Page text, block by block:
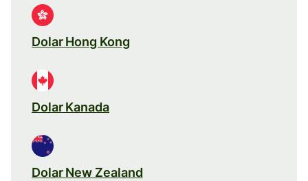
Dolar Hong Kong
Dolar Kanada
Dolar New Zealand